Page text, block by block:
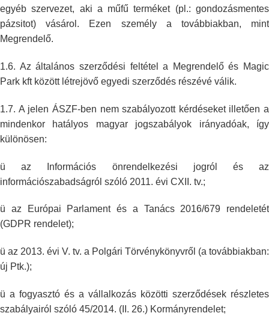
egyéb szervezet, aki a műfű terméket (pl.: gondozásmentes
pázsitot) vásárol. Ezen személy a továbbiakban, mint
Megrendelő.
1.6. Az általános szerződési feltétel a Megrendelő és Magic
Park kft közöttlétrejövő egyedi szerződés részévé válik.
1.7. A jelen ÁSZF-ben nem szabályozott kérdéseket illetően a
mindenkor hatályos magyar jogszabályok irányadóak, így
különösen:
ü az Információs önrendelkezési jogról és az
információszabadságról szóló 2011. évi CXII. tv.;
ü az Európai Parlament és a Tanács 2016/679 rendeletét
(GDPR rendelet);
ü az 2013. évi V. tv. a Polgári Törvénykönyvről (a továbbiakban:
új Ptk.);
ü a fogyasztó és a vállalkozás közötti szerződések részletes
szabályairól szóló 45/2014. (II. 26.) Kormányrendelet;